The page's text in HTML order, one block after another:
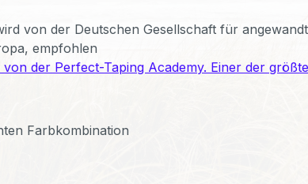
von der Deutschen Gesellschaft für
empfohlen
von der Perfect-Taping Academy. Einer der
Farbkombination